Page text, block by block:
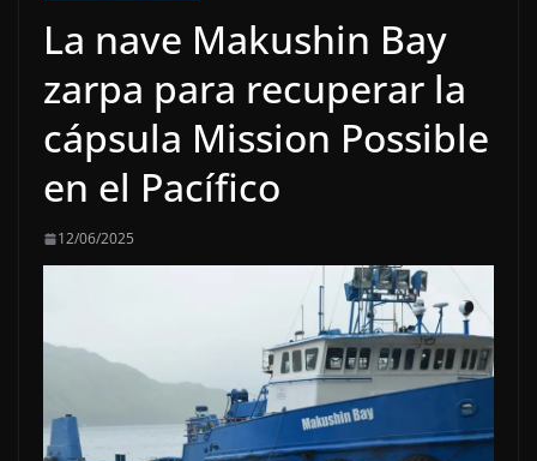
La nave Makushin Bay
zarpa para recuperar la
cápsula Mission Possible
en el Pacífico
12/06/2025